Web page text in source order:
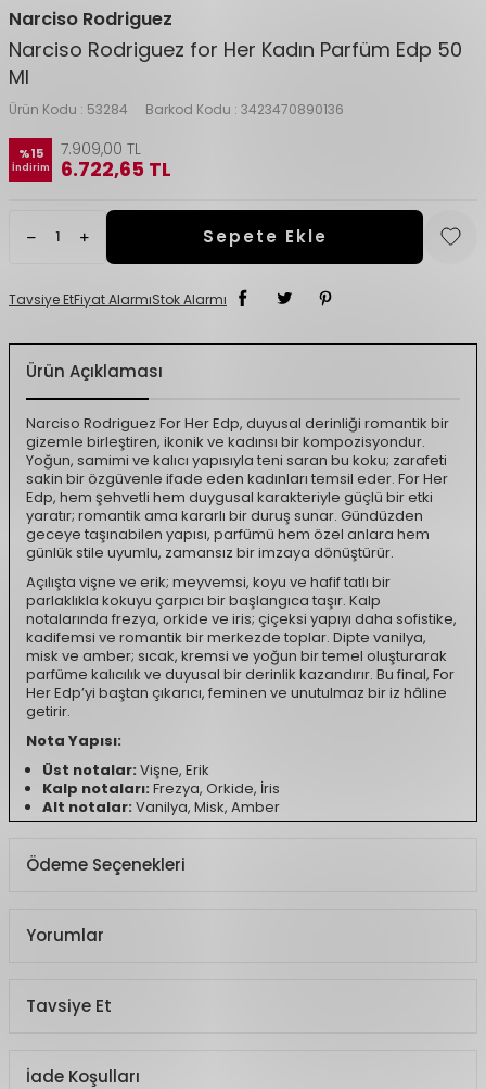
Narciso Rodriguez
Narciso Rodriguez for Her Kadın Parfüm Edp 50
Ml
Ürün Kodu : 53284 Barkod Kodu : 3423470890136
%15
İndirim
7.909,00 TL
6.722,65 TL
Sepete Ekle
Tavsiye EtFiyat AlarmıStok Alarmı
Ürün Açıklaması
Narciso Rodriguez For Her Edp, duyusal derinliği romantik bir
gizemle birleştiren, ikonik ve kadınsı bir kompozisyondur.
Yoğun, samimi ve kalıcı yapısıyla teni saran bu koku; zarafeti
sakin bir özgüvenle ifade eden kadınları temsil eder. For Her
Edp, hem şehvetli hem duygusal karakteriyle güçlü bir etki
yaratır; romantik ama kararlı bir duruş sunar. Gündüzden
geceye taşınabilen yapısı, parfümü hem özel anlara hem
günlük stile uyumlu, zamansız bir imzaya dönüştürür.
Açılışta vişne ve erik; meyvemsi, koyu ve hafif tatlı bir
parlaklıkla kokuyu çarpıcı bir başlangıca taşır. Kalp
notalarında frezya, orkide ve iris; çiçeksi yapıyı daha sofistike,
kadifemsi ve romantik bir merkezde toplar. Dipte vanilya,
misk ve amber; sıcak, kremsi ve yoğun bir temel oluşturarak
parfüme kalıcılık ve duyusal bir derinlik kazandırır. Bu final, For
Her Edp’yi baştan çıkarıcı, feminen ve unutulmaz bir iz hâline
getirir.
Nota Yapısı:
Üst notalar: Vişne, Erik
Kalp notaları: Frezya, Orkide, İris
Alt notalar: Vanilya, Misk, Amber
Ödeme Seçenekleri
Yorumlar
Tavsiye Et
İade Koşulları